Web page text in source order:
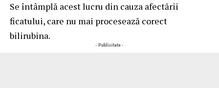
Se întâmplă acest lucru din cauza afectării
ficatului, care nu mai procesează corect
bilirubina.
- Publicitate -